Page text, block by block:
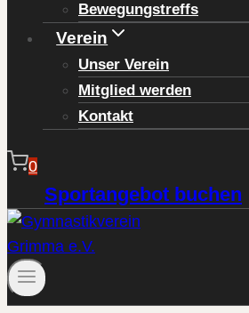
Bewegungstreffs
Verein
Unser Verein
Mitglied werden
Kontakt
0
Sportangebot buchen